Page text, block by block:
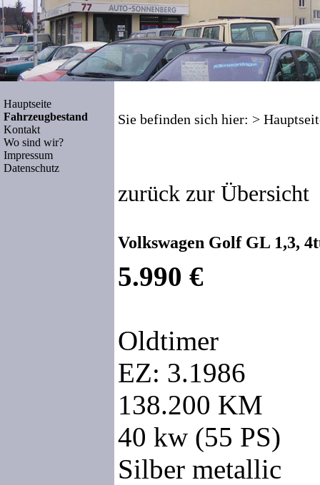
Hauptseite
Fahrzeugbestand
Kontakt
Wo sind wir?
Impressum
Datenschutz
Sie befinden sich hier: >
zurück zur Übersicht
Volkswagen Golf GL 1,3,
5.990 €
Oldtimer
EZ: 3.1986
138.200 KM
40 kw (55 PS)
Silber metallic